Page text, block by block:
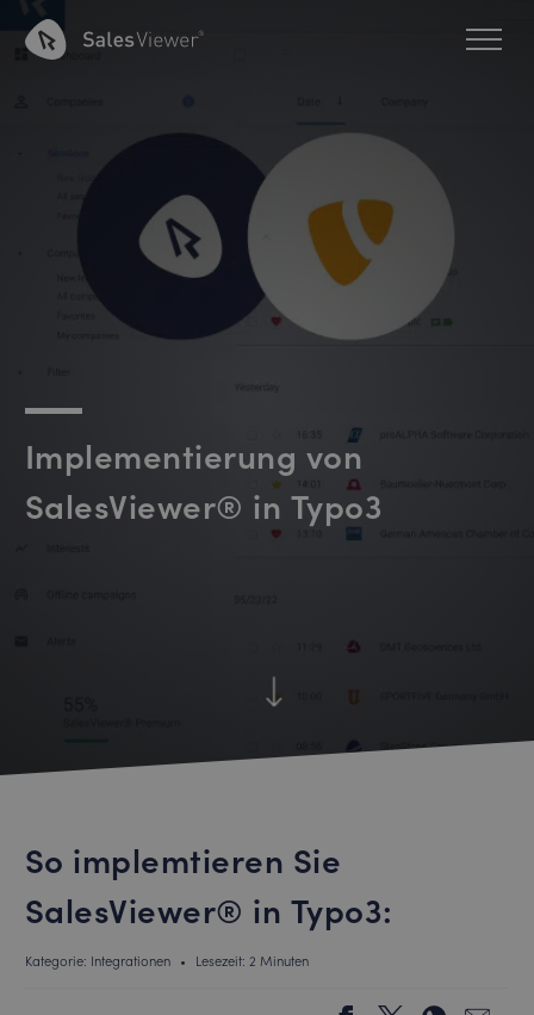
Implementierung von
SalesViewer® in Typo3
So implemtieren Sie
SalesViewer® in Typo3:
Kategorie: Integrationen • Lesezeit: 2 Minuten